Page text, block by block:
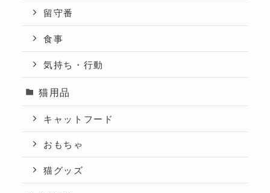
留守番
食事
気持ち・行動
猫用品
キャットフード
おもちゃ
猫グッズ